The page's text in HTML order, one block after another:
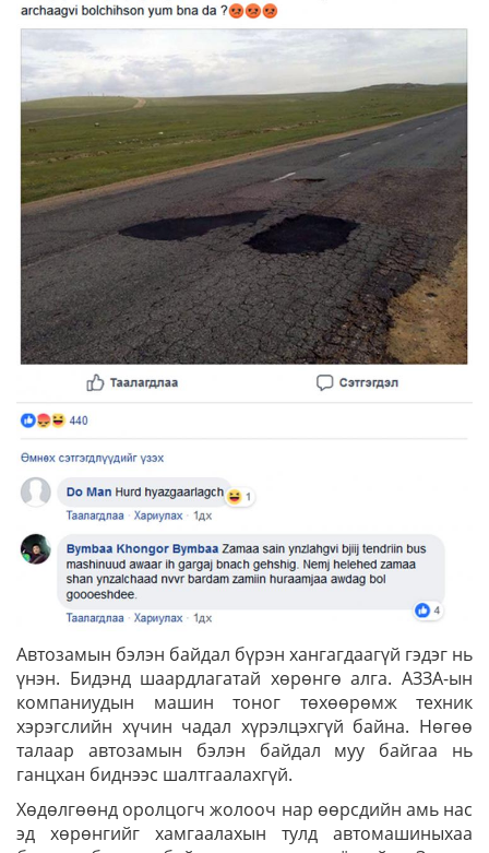
Автозамын бэлэн байдал бүрэн хангагдаагүй гэдэг нь
үнэн. Бидэнд шаардлагатай хөрөнгө алга. АЗЗА-ын
компаниудын машин тоног төхөөрөмж техник
хэрэгслийн хүчин чадал хүрэлцэхгүй байна. Нөгөө
талаар автозамын бэлэн байдал муу байгаа нь
ганцхан биднээс шалтгаалахгүй.
Хөдөлгөөнд оролцогч жолооч нар өөрсдийн амь нас
эд хөрөнгийг хамгаалахын тулд автомашиныхаа